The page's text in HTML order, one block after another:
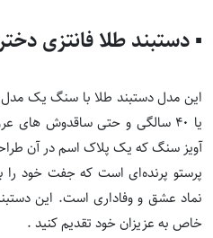
▪️ دستبند طلا فانتزی
یا 40 سالگی و حتی ساقدوش
آویز سنگ که یک پلاک اسم در آن
پرستو پرنده‌ای است که جفت خود را
نماد عشق و وفاداری است. این
خاص به عزیزان خود تقدیم کنید .